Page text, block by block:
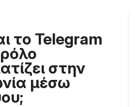
το Telegram
στην
μέσω